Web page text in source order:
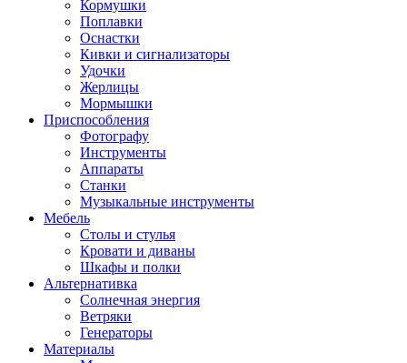
Кормушки
Поплавки
Оснастки
Кивки и сигнализаторы
Удочки
Жерлицы
Мормышки
Приспособления
Фотографу
Инструменты
Аппараты
Станки
Музыкальные инструменты
Мебель
Столы и стулья
Кровати и диваны
Шкафы и полки
Альтернативка
Солнечная энергия
Ветряки
Генераторы
Материалы